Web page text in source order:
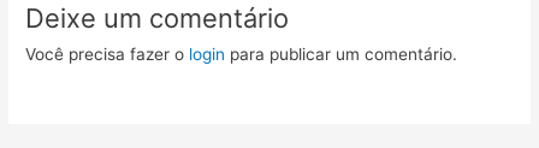
Deixe um comentário
Você precisa fazer o login para publicar um comentário.